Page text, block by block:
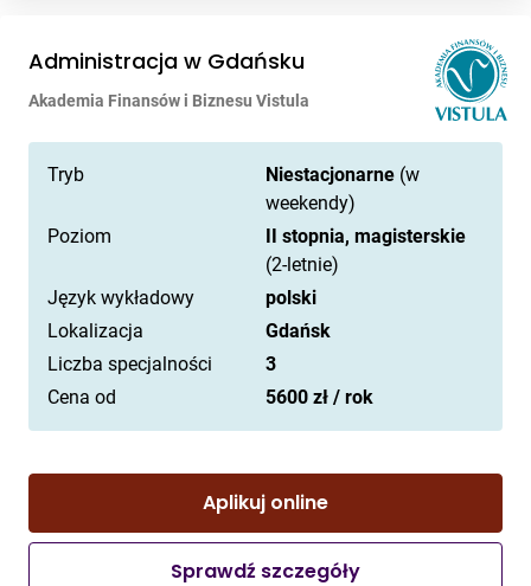
Administracja w Gdańsku
Akademia Finansów i Biznesu Vistula
Tryb Niestacjonarne (w
weekendy)
Poziom
II stopnia, magisterskie
(2-letnie)
Język wykładowy
polski
Lokalizacja
Gdańsk
Liczba specjalności
3
Cena od
5600 zł / rok
Aplikuj online
Sprawdź szczegóły